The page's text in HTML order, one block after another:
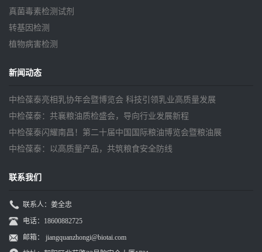
真菌毒素检测试剂
转基因检测
植物病害检测
新闻动态
中检葆泰亮相乳协年会暨博览会 科技引领乳业高质量发展
中检葆泰：共襄粮油质检盛会，导向行业发展新程
中检葆泰闪耀南昌！第二十届中国国际粮油博览会暨粮油展
中检葆泰：以高质量产品，共筑粮食安全防线
联系我们
联系人：姜全忠
电话：18600882725
邮箱： jiangquanzhongi@biotai.com